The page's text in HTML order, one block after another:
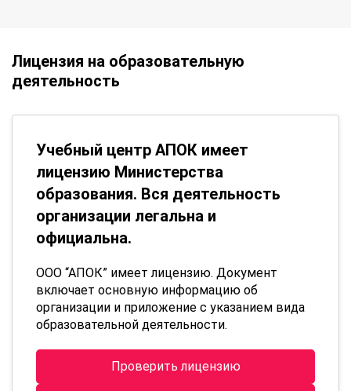
Лицензия на образовательную
деятельность
Учебный центр АПОК имеет
лицензию Министерства
образования. Вся деятельность
организации легальна и
официальна.
ООО “АПОК” имеет лицензию. Документ
включает основную информацию об
организации и приложение с указанием вида
образовательной деятельности.
Проверить лицензию